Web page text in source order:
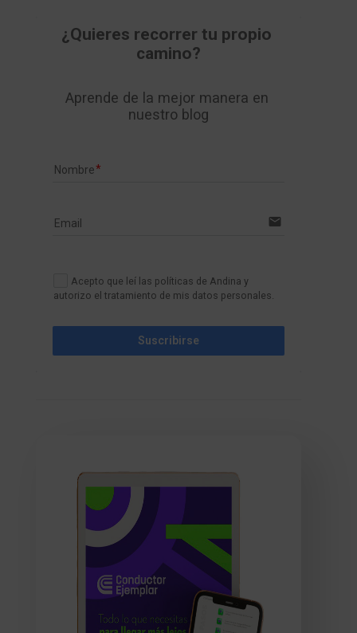
¿Quieres recorrer tu propio
camino?
Aprende de la mejor manera en
nuestro blog
Nombre
Email email
Acepto que leí las políticas de Andina y
autorizo el tratamiento de mis datos personales.
Suscribirse